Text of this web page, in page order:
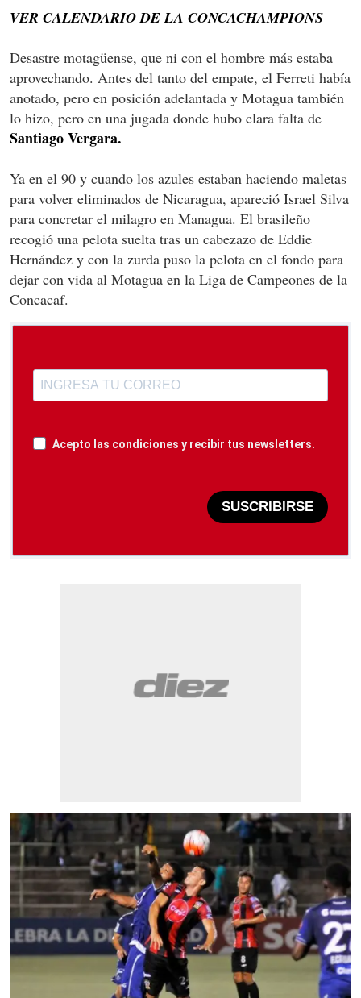
VER CALENDARIO DE LA CONCACHAMPIONS
Desastre motagüense, que ni con el hombre más estaba
aprovechando. Antes del tanto del empate, el Ferreti había
anotado, pero en posición adelantada y Motagua también
lo hizo, pero en una jugada donde hubo clara falta de
SantiagoVergara.
Ya en el 90 y cuando los azules estaban haciendo maletas
para volver eliminados de Nicaragua, apareció Israel Silva
para concretar el milagro en Managua. El brasileño
recogió una pelota suelta tras un cabezazo de Eddie
Hernández y con la zurda puso la pelota en el fondo para
dejar con vida al Motagua en la Liga de Campeones de la
Concacaf.
Acepto las condiciones y recibir tus newsletters.
SUSCRIBIRSE